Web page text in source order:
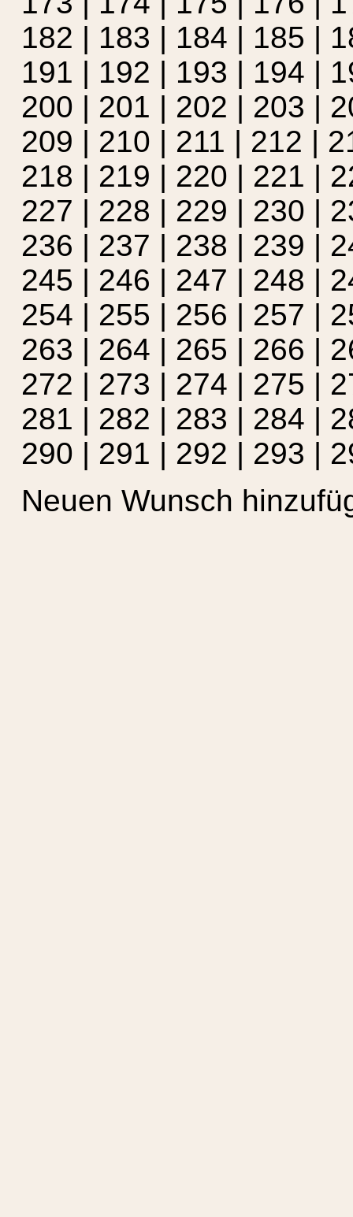
182 | 183 | 184 | 185 |
191 | 192 | 193 | 194 |
200 | 201 | 202 | 203 |
209 | 210 | 211 | 212 |
218 | 219 | 220 | 221 |
227 | 228 | 229 | 230 |
236 | 237 | 238 | 239 |
245 | 246 | 247 | 248 |
254 | 255 | 256 | 257 |
263 | 264 | 265 | 266 |
272 | 273 | 274 | 275 |
281 | 282 | 283 | 284 |
290 | 291 | 292 | 293 |
Neuen Wunsch